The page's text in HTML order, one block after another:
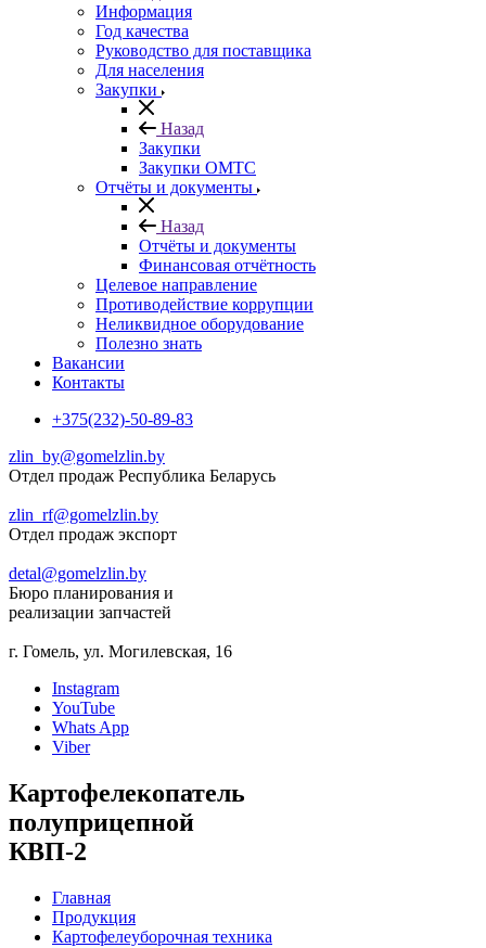
Информация
Год качества
Руководство для поставщика
Для населения
Закупки
Назад
Закупки
Закупки ОМТС
Отчёты и документы
Назад
Отчёты и документы
Финансовая отчётность
Целевое направление
Противодействие коррупции
Неликвидное оборудование
Полезно знать
Вакансии
Контакты
+375(232)-50-89-83
zlin_by@gomelzlin.by
Отдел продаж Республика Беларусь
zlin_rf@gomelzlin.by
Отдел продаж экспорт
detal@gomelzlin.by
Бюро планирования и
реализации запчастей
г. Гомель, ул. Могилевская, 16
Instagram
YouTube
Whats App
Viber
Картофелекопатель
полуприцепной
КВП-2
Главная
Продукция
Картофелеуборочная техника